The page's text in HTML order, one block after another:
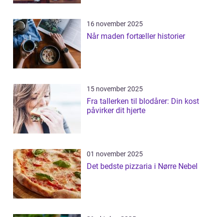
16 november 2025
Når maden fortæller historier
15 november 2025
Fra tallerken til blodårer: Din kost
påvirker dit hjerte
01 november 2025
Det bedste pizzaria i Nørre Nebel